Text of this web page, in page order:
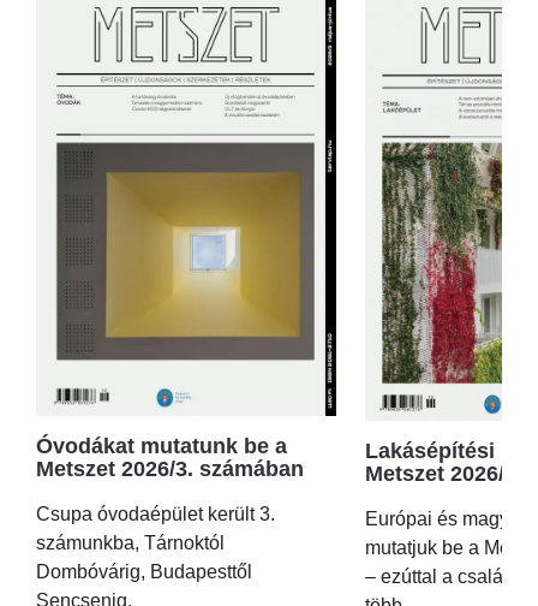
Óvodákat mutatunk be a
Metszet 2026/3. számában
Csupa óvodaépület került 3.
számunkba, Tárnoktól
Dombóvárig, Budapesttől
Sencsenig.
Lakásépítési
Metszet 2026/2.
Európai és magyar
mutatjuk be a
– ezúttal a családi